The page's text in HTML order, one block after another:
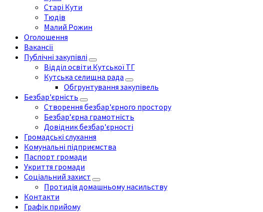
Старі Кути
Тюдів
Малий Рожин
Оголошення
Вакансії
Публічні закупівлі
Відділ освіти Кутської ТГ
Кутська селищна рада
Обгрунтування закупівель
Безбар'єрність
Створення безбар'єрного простору
Безбар’єрна грамотність
Довідник безбар'єрності
Громадські слухання
Комунальні підприємства
Паспорт громади
Укриття громади
Соціальний захист
Протидія домашньому насильству
Контакти
Графік прийому